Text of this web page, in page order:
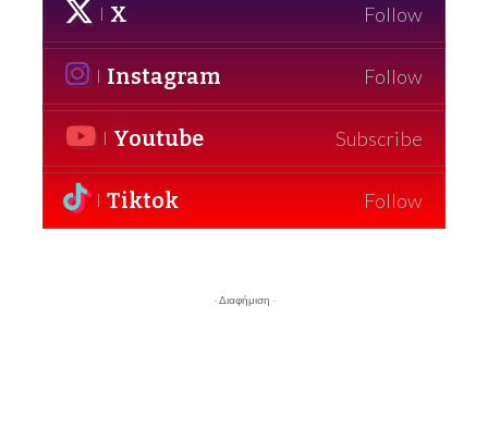
X Follow
Instagram Follow
Youtube Subscribe
Tiktok Follow
- Διαφήμιση -